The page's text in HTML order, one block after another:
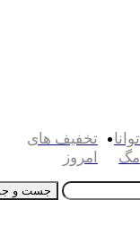
توانا
مگ
تخفیف های
امروز
جست و